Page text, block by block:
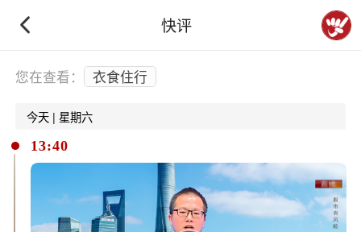
快评
下拉刷新
您在查看： 衣食住行
今天 | 星期六
13:40